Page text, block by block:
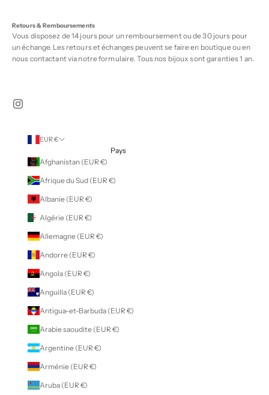
Retours & Remboursements
Vous disposez de 14 jours pour un remboursement ou de 30 jours pour
un échange. Les retours et échanges peuvent se faire en boutique ou en
nous contactant via notreformulaire. Tous nos bijoux sont garanties 1 an.
EUR €
Pays
Afghanistan (EUR €)
Afrique du Sud (EUR €)
Albanie (EUR €)
Algérie (EUR €)
Allemagne (EUR €)
Andorre (EUR €)
Angola (EUR €)
Anguilla (EUR €)
Antigua-et-Barbuda (EUR €)
Arabie saoudite (EUR €)
Argentine (EUR €)
Arménie (EUR €)
Aruba (EUR €)